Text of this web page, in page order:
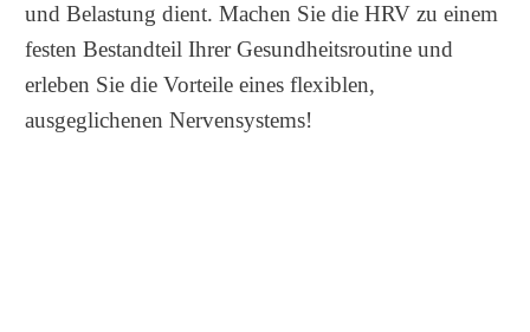
und Belastung dient. Machen Sie die HRV zu einem
festen Bestandteil Ihrer Gesundheitsroutine und
erleben Sie die Vorteile eines flexiblen,
ausgeglichenen Nervensystems!